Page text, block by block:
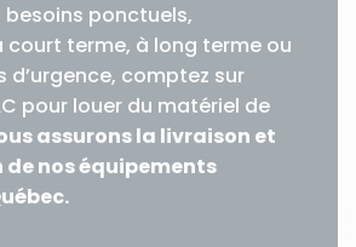
besoins ponctuels,
court terme, à long terme ou
comptez sur
pour louer du matériel de
assurons la livraison et
nos équipements